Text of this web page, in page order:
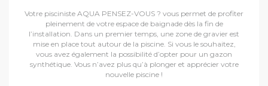
Votre pisciniste AQUA PENSEZ-VOUS ? vous permet de profiter
pleinement de votre espace de baignade dès la fin de
l’installation. Dans un premier temps, une zone de gravier est
mise en place tout autour de la piscine. Si vous le souhaitez,
vous avez également la possibilité d’opter pour un gazon
synthétique. Vous n’avez plus qu’à plonger et apprécier votre
nouvelle piscine !